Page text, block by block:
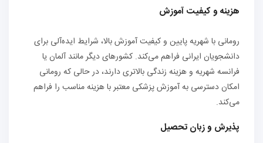
هزینه و کیفیت آموزش
رومانی با شهریه پایین و کیفیت آموزش بالا، شرایط ایده‌آلی برای
دانشجویان ایرانی فراهم می‌کند. کشورهای دیگر مانند آلمان یا
فرانسه شهریه و هزینه زندگی بالاتری دارند، در حالی که رومانی
امکان دسترسی به آموزش پزشکی معتبر با هزینه مناسب را فراهم
می‌کند.
پذیرش و زبان تحصیل